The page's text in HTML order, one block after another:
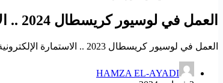
العمل في لوسيور كريسطال 2024 .. الاستمارة الإلكترونية الرسمية للترشيح وإرسال السيرة الذاتية
العمل في لوسيور كريسطال 2023 .. الاستمارة الإلكترونية الرسمية للترشيح وإرسال السيرة الذاتية
HAMZA EL-AYADI